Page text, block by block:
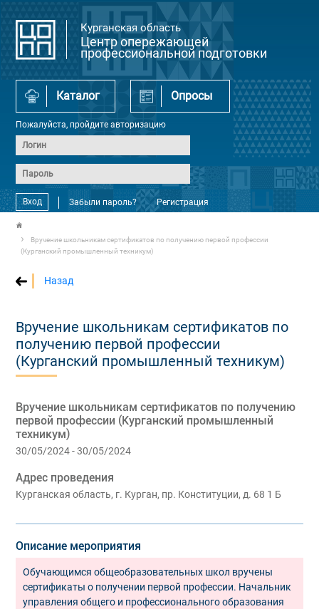
Курганская область
Центр опережающей
профессиональной подготовки
Каталог Опросы
Пожалуйста, пройдите авторизацию
Вход Забыли пароль? Регистрация
Вручение школьникам сертификатов по получению первой профессии
(Курганский промышленный техникум)
Назад
Вручение школьникам сертификатов по
получению первой профессии
(Курганский промышленный техникум)
Вручение школьникам сертификатов по получению
первой профессии (Курганский промышленный
техникум)
30/05/2024 - 30/05/2024
Адрес проведения
Курганская область, г. Курган, пр. Конституции, д. 68 1 Б
Описание мероприятия
Обучающимся общеобразовательных школ вручены
сертификаты о получении первой профессии. Начальник
управления общего и профессионального образования